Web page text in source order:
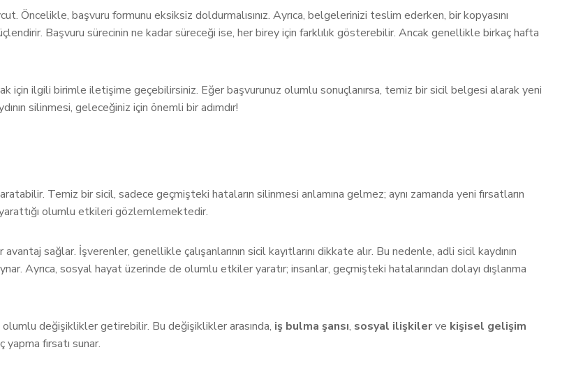
Öncelikle, başvuru formunu eksiksiz doldurmalısınız. Ayrıca, belgelerinizi teslim ederken, bir kopyasını
Başvuru sürecinin ne kadar süreceği ise, her birey için farklılık gösterebilir. Ancak genellikle birkaç hafta
için ilgili birimle iletişime geçebilirsiniz. Eğer başvurunuz olumlu sonuçlanırsa, temiz bir sicil belgesi alarak yeni
silinmesi, geleceğiniz için önemli bir adımdır!
Temiz bir sicil, sadece geçmişteki hataların silinmesi anlamına gelmez; aynı zamanda yeni fırsatların
olumlu etkileri gözlemlemektedir.
sağlar. İşverenler, genellikle çalışanlarının sicil kayıtlarını dikkate alır. Bu nedenle, adli sicil kaydının
Ayrıca, sosyal hayat üzerinde de olumlu etkiler yaratır; insanlar, geçmişteki hatalarından dolayı dışlanma
değişiklikler getirebilir. Bu değişiklikler arasında, iş bulma şansı, sosyal ilişkilerve kişisel gelişim
fırsatı sunar.